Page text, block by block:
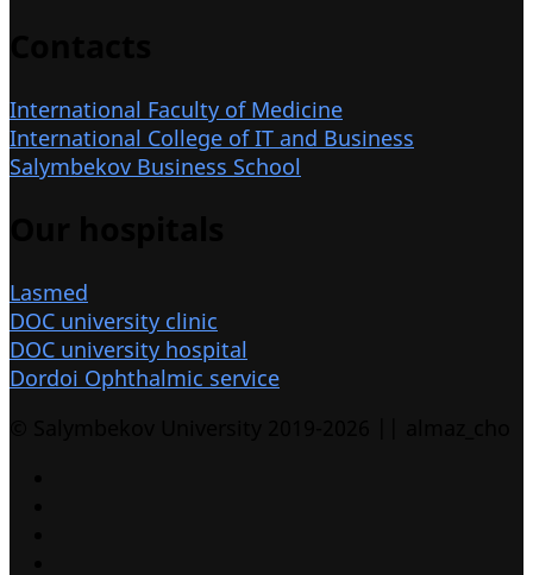
International Faculty of Medicine
International College of IT and Business
Salymbekov Business School
Lasmed
DOC university clinic
DOC university hospital
Dordoi Ophthalmic service